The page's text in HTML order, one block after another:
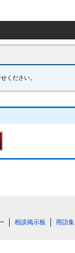
ください。
相談掲示板 用語集